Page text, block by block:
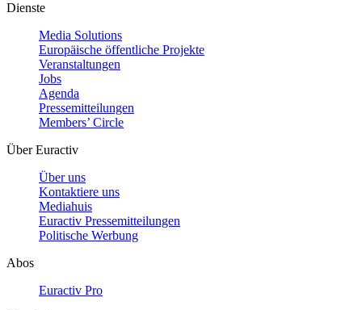
Dienste
Media Solutions
Europäische öffentliche Projekte
Veranstaltungen
Jobs
Agenda
Pressemitteilungen
Members’ Circle
Über Euractiv
Über uns
Kontaktiere uns
Mediahuis
Euractiv Pressemitteilungen
Politische Werbung
Abos
Euractiv Pro